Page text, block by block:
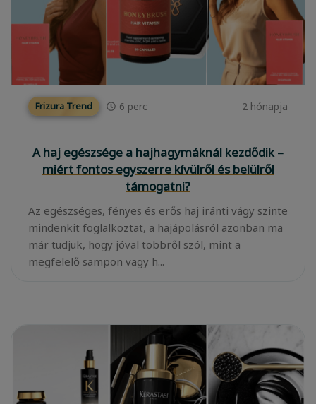
Frizura Trend 6 perc 2 hónapja
A haj egészsége a hajhagymáknál kezdődik –
miért fontos egyszerre kívülről és belülről
támogatni?
Az egészséges, fényes és erős haj iránti vágy szinte
mindenkit foglalkoztat, a hajápolásról azonban ma
már tudjuk, hogy jóval többről szól, mint a
megfelelő sampon vagy h...